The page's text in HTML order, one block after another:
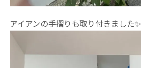
アイアンの手摺りも取り付きました✨